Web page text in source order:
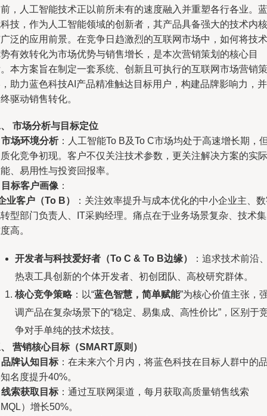
，人工智能技术正以前所未有的速度融入并重塑各行各业。蓝
技，作为人工智能领域的创新者，其产品具备强大的技术内核
泛的应用前景。在竞争日趋激烈的互联网市场中，如何将技术
有效转化为市场优势与销售增长，是本次营销策划的核心目
本方案旨在制定一套系统、创新且可执行的互联网市场营销策
助力蓝色科技AI产品精准触达目标用户，构建品牌影响力，并
驱动销售转化。
市场分析与目标定位
市场环境分析：人工智能To B及To C市场均处于高速增长期，
化竞争初现。客户不仅关注技术参数，更关注解决方案的实际
、易用性与投资回报率。
目标客户画像 ：
业客户（To B）
：关注效率提升与成本优化的中小企业主、
型部门负责人、IT采购经理。痛点在于业务场景复杂、技术
高。
开发者与科技爱好者（To C & To B边缘）
：追求技术前沿
热衷工具创新的个体开发者、初创团队、高校研究群体。
核心竞争策略 ：以“蓝色智慧，简单赋能”为核心价值主张，
调产品在复杂场景下的“稳定、易集成、高性价比”，区别于
争对手单纯的技术炫技。
营销核心目标（SMART原则）
品牌认知目标 ：在未来六个月内，将蓝色科技在目标人群中的
名度提升40%。
线索获取目标 ：通过互联网渠道，每月获取高质量销售线索
）增长50%。